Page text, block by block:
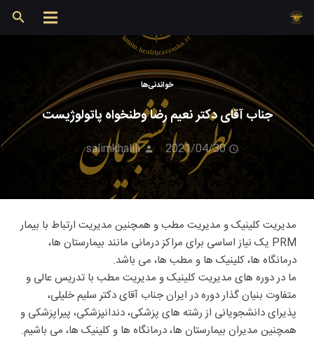
جناب آقای دکتر نعیم رضا وطنخواه پاتولوژیست
2021/04/30
salimkhalili
خواندنی‌ها
مدیریت کلینیک و مدیریت مطب و همچنین مدیریت ارتباط با بیمار
PRM یک نیاز اساسی برای مراکز درمانی مانند بیمارستان ها،
درمانگاه ها، کلینیک ها و مطب ها، می باشد.
ما در دوره های مدیریت کلینیک و مدیریت مطب با تدریس عالی و
متفاوت بنیان گذار دوره در ایران جناب آقای دکتر سلیم خلیلی،
پذیرای دانشجویانی از رشته های پزشکی، دندانپزشکی، پیراپزشکی و
همچنین مدیران بیمارستان ها، درمانگاه ها و کلینیک ها، می باشیم.